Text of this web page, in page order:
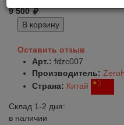
9 500
В корзину
Оставить отзыв
Арт.: fdzc007
Производитель:
Страна: Китай
Склад 1-2 дня:
в наличии